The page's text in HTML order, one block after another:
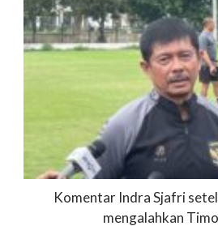
Komentar Indra Sjafri
mengalahkan